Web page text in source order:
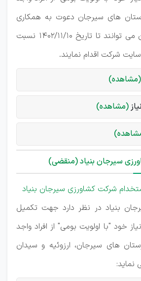
های سیرجان دعوت به همکاری
می نماید. متقاضیان می توانند تا تاریخ 1402/11/10 نسبت
شرکت اقدام نمایند.
(مشاهده)
(مشاهده)
سیرجان بنیاد (منقضی)
بنیاد در نظر دارد جهت تکمیل
خود "با اولویت بومی" از افراد واجد
های سیرجان، ارزوئیه و سیدان